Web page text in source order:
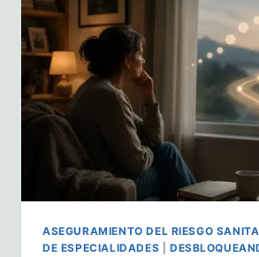
ASEGURAMIENTO DEL RIESGO
DE ESPECIALIDADES